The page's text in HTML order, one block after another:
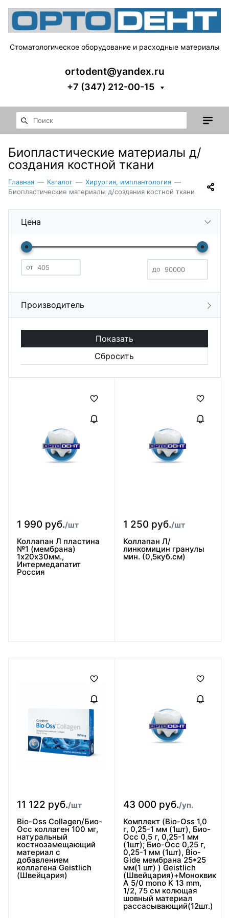
Стоматологическое оборудование и расходные материалы
ortodent@yandex.ru
+7 (347) 212-00-15
Биопластические материалы д/
создания костной ткани
Главная — Каталог — Хирургия, имплантология —
Биопластические материалы д/создания костной ткани
Цена
от до
Производитель
1 990 руб./шт
Коллапан Л пластина
№1 (мембрана)
1х20х30мм.,
Интермедапатит
Россия
1 250 руб./шт
Коллапан Л/
линкомицин гранулы
мин. (0,5куб.см)
11 122 руб./шт
Bio-Oss Сollagen/Био-
Осс коллаген 100 мг,
натуральный
костнозамещающий
материал с
добавлением
коллагена Geistlich
(Швейцария)
43 000 руб./уп.
Комплект (Bio-Oss 1,0
г, 0,25-1 мм (1шт), Био-
Осс 0,5 г, 0,25-1 мм
(1шт); Био-Осс 0,25 г,
0,25-1 мм (1шт), Bio-
Gide мембрана 25*25
мм(1 шт) ) Geistlich
(Швейцария)+Моноквик
А 5/0 mono K 13 mm,
1/2, 75 см колющая
шовный материал
рассасывающий(12шт.)